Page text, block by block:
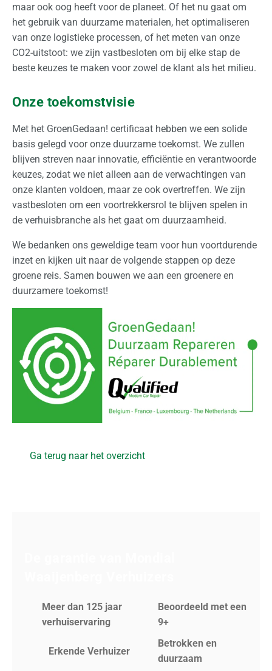
maar ook oog heeft voor de planeet. Of het nu gaat om
het gebruik van duurzame materialen, het optimaliseren
van onze logistieke processen, of het meten van onze
CO2-uitstoot: we zijn vastbesloten om bij elke stap de
beste keuzes te maken voor zowel de klant als het milieu.
Onze toekomstvisie
Met het GroenGedaan! certificaat hebben we een solide
basis gelegd voor onze duurzame toekomst. We zullen
blijven streven naar innovatie, efficiëntie en verantwoorde
keuzes, zodat we niet alleen aan de verwachtingen van
onze klanten voldoen, maar ze ook overtreffen. We zijn
vastbesloten om een voortrekkersrol te blijven spelen in
de verhuisbranche als het gaat om duurzaamheid.
We bedanken ons geweldige team voor hun voortdurende
inzet en kijken uit naar de volgende stappen op deze
groene reis. Samen bouwen we aan een groenere en
duurzamere toekomst!
Ga terug naar het overzicht
Meer dan 125 jaar
verhuiservaring
Beoordeeld met een
9+
Erkende Verhuizer
Betrokken en
duurzaam